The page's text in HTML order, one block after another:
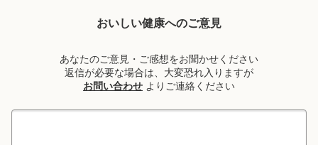
おいしい健康へのご意見
あなたのご意見・ご感想をお聞かせください
返信が必要な場合は、大変恐れ入りますが
お問い合わせ よりご連絡ください